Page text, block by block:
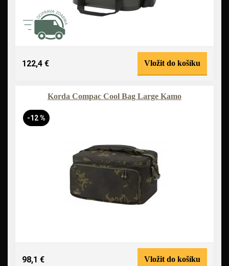
122,4 € Vložit do košíku
Korda Compac Cool Bag Large Kamo
-12 %
98,1 € Vložit do košíku